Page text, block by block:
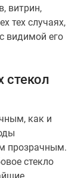
витрин,
тех случаях,
видимой его
как и
прозрачным.
стекло